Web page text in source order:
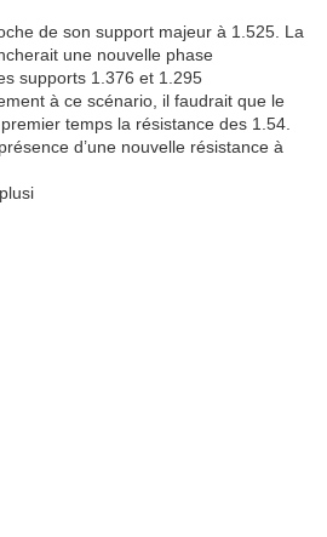
de son support majeur à 1.525. La
une nouvelle phase
supports 1.376 et 1.295
à ce scénario, il faudrait que le
temps la résistance des 1.54.
d’une nouvelle résistance à